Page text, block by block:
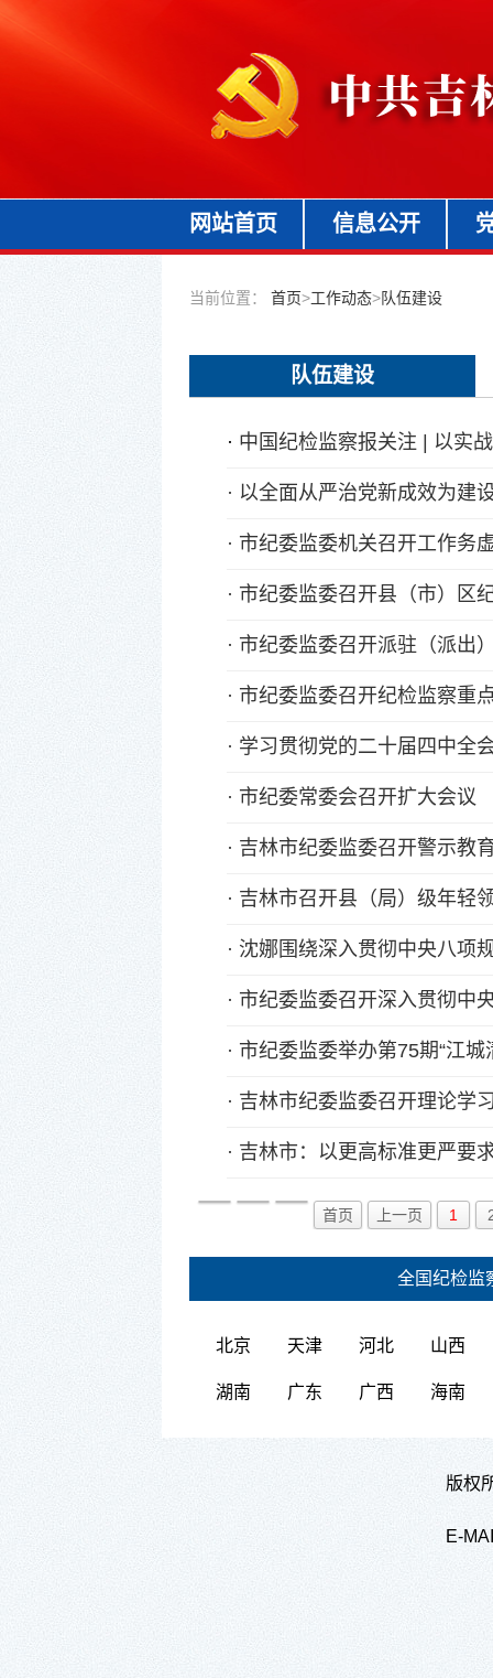
网站首页 信息公开
当前位置： 首页>工作动态>队伍建设
队伍建设
· 中国纪检监察报关注 | 以实
· 以全面从严治党新成效为建
· 市纪委监委机关召开工作务
· 市纪委监委召开县（市）区
· 市纪委监委召开派驻（派出
· 市纪委监委召开纪检监察重
· 学习贯彻党的二十届四中全
· 市纪委常委会召开扩大会议
· 吉林市纪委监委召开警示教
· 吉林市召开县（局）级年轻
· 沈娜围绕深入贯彻中央八项
· 市纪委监委召开深入贯彻中
· 市纪委监委举办第75期“江城
· 吉林市纪委监委召开理论学
· 吉林市：以更高标准更严要
首页 上一页 1
全国纪检监
北京 天津 河北 山西
湖南 广东 广西 海南
版权
E-